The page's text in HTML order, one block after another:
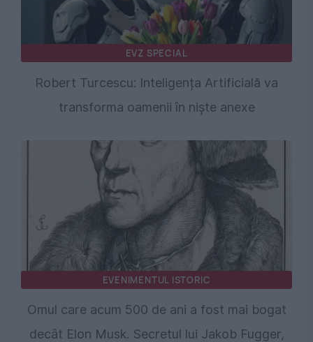
EVZ SPECIAL
Robert Turcescu: Inteligența Artificială va
transforma oamenii în niște anexe
EVENIMENTUL ISTORIC
Omul care acum 500 de ani a fost mai bogat
decât Elon Musk. Secretul lui Jakob Fugger,